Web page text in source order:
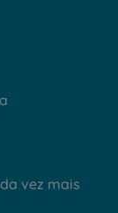
vez mais